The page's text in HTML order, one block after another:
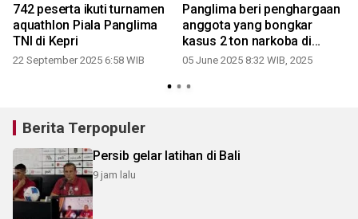
742 peserta ikuti turnamen
aquathlon Piala Panglima
TNI di Kepri
22 September 2025 6:58 WIB
Panglima beri penghargaan
anggota yang bongkar
kasus 2 ton narkoba di
Karimun
05 June 2025 8:32 WIB, 2025
Berita Terpopuler
Persib gelar latihan di Bali
9 jam lalu